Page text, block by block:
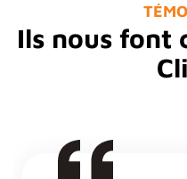
Ils nous font